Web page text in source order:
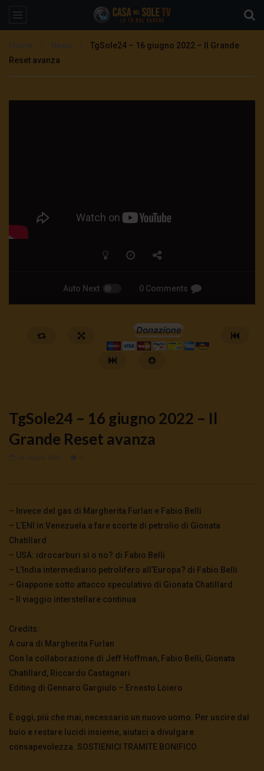
TgSole24 – 16 giugno 2022 – Il Grande
Reset avanza
Auto Next 0 Comments
0
67 0 0
0
TgSole24 – 16 giugno 2022 – Il
Grande Reset avanza
– Invece del gas di Margherita Furlan e Fabio Belli
– L’ENI in Venezuela a fare scorte di petrolio di Gionata
Chatillard
– USA: idrocarburi sì o no? di Fabio Belli
– L’India intermediario petrolifero all’Europa? di Fabio Belli
– Giappone sotto attacco speculativo di Gionata Chatillard
– Il viaggio interstellare continua
Credits:
A cura di Margherita Furlan
Con la collaborazione di Jeff Hoffman, Fabio Belli, Gionata
Chatillard, Riccardo Castagnari
Editing di Gennaro Gargiulo – Ernesto Loiero
È oggi, più che mai, necessario un nuovo uomo. Per uscire dal
buio e restare lucidi insieme, aiutaci a divulgare
consapevolezza. SOSTIENICI TRAMITE BONIFICO